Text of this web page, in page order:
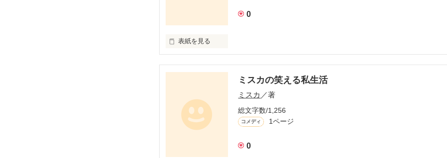
発信源はアタイの前に並んでるさっきのじいさんだったwww
ット缶コーヒー冷まして飲むのに必死こいてたwww
てかコウモリがプリントされたマフラーしてんのも気になっけど　横にいる婆さんのお
爺さんは一口飲むたんびに『ふぅ～ ふぅ～』してるし　しまいには『ふぅ～ ふぅ～』
で　『ふぅ～～』 ってため息してっからねwww
しばらくしたら婆さんに『これ冷ましてくれ』って命令口調で言いながら缶コーヒー
さ　そん時に婆さんの額の流血に気が付いたんだよ
0
表紙を見る
ミスカの笑える私生活
ミスカ ／著
総文字数/1,256
コメディ 1ページ
0